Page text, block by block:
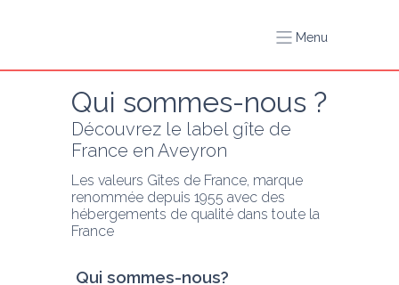
Menu
Qui sommes-nous ?
Découvrez le label gîte de
France en Aveyron
Les valeurs Gîtes de France, marque
renommée depuis 1955 avec des
hébergements de qualité dans toute la
France
Qui sommes-nous?